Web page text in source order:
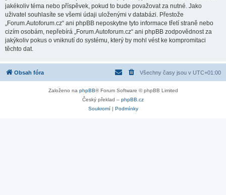
jakékoliv téma nebo příspěvek, pokud to bude považovat za nutné. Jako
uživatel souhlasíte se všemi údaji uloženými v databázi. Přestože
„Forum.Autoforum.cz“ ani phpBB neposkytne tyto informace třetí straně nebo
cizím osobám, nepřebírá „Forum.Autoforum.cz“ ani phpBB zodpovědnost za
jakýkoliv pokus o vniknutí do systému, který by mohl vést ke kompromitaci
těchto dat.
Obsah fóra Všechny časy jsou v UTC+01:00
Založeno na phpBB® Forum Software © phpBB Limited
Český překlad – phpBB.cz
Soukromí| Podmínky